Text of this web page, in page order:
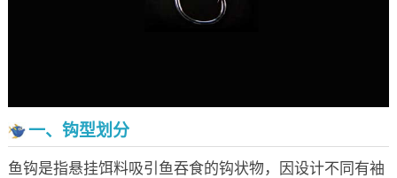
一、钩型划分
鱼钩是指悬挂饵料吸引鱼吞食的钩状物，因设计不同有袖